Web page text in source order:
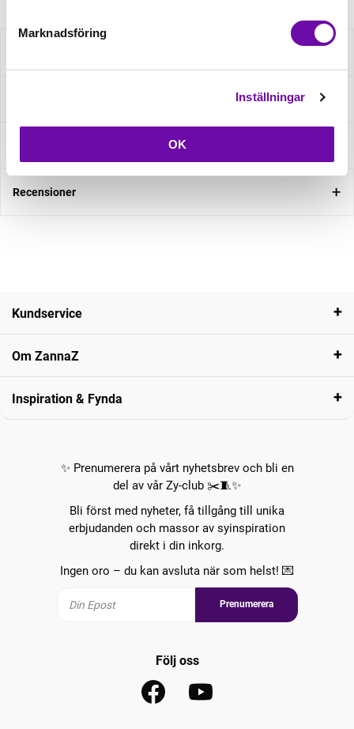
Marknadsföring
Inställningar
OK
Recensioner
Kundservice
Om ZannaZ
Inspiration & Fynda
✨ Prenumerera på vårt nyhetsbrev och bli en
del av vår Zy-club ✂️🧵✨
Bli först med nyheter, få tillgång till unika
erbjudanden och massor av syinspiration
direkt i din inkorg.
Ingen oro – du kan avsluta när som helst! 💌
Prenumerera
Följ oss